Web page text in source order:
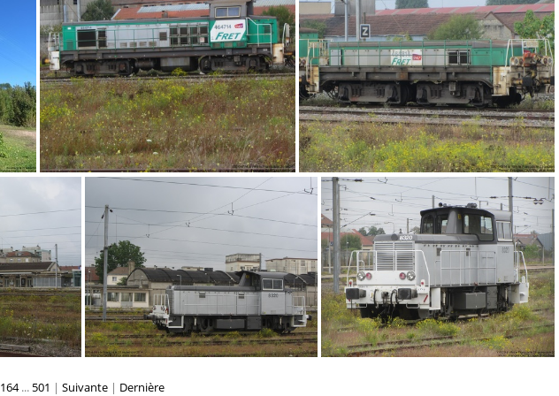
IMG 0766 IMG 0765
IMG 1750
164... 501 | Suivante | Dernière